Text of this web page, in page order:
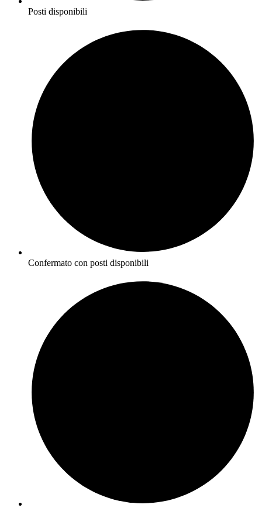
Posti disponibili
Confermato con posti disponibili